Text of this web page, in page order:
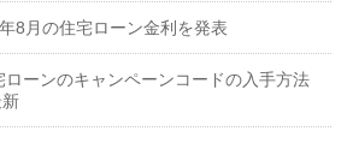
8月の住宅ローン金利を発表
ーンのキャンペーンコードの入手方法